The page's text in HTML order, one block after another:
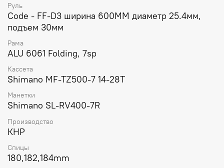
Руль
Code - FF-D3 ширина 600MM диаметр 25.4мм,
подъем 30мм
Рама
ALU 6061 Folding, 7sp
Кассета
Shimano MF-TZ500-7 14-28T
Манетки
Shimano SL-RV400-7R
Производство
КНР
Спицы
180,182,184mm